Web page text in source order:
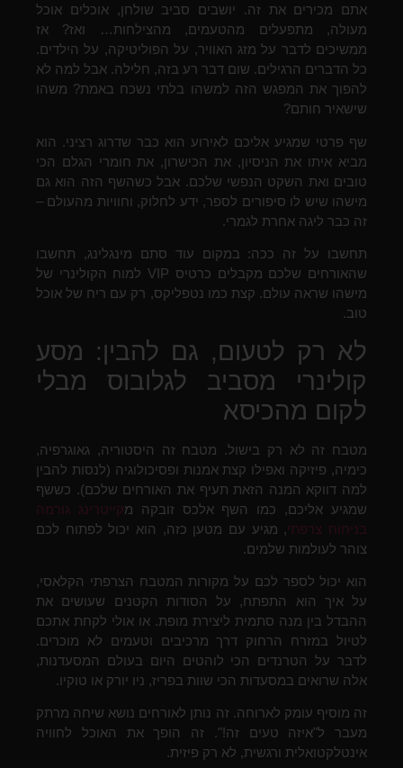
אתם מכירים את זה. יושבים סביב שולחן, אוכלים אוכל
מעולה, מתפעלים מהטעמים, מהצילחות… ואז? אז
ממשיכים לדבר על מזג האוויר, על הפוליטיקה, על הילדים.
כל הדברים הרגילים. שום דבר רע בזה, חלילה. אבל למה לא
להפוך את המפגש הזה למשהו בלתי נשכח באמת? משהו
שישאיר חותם?
שף פרטי שמגיע אליכם לאירוע הוא כבר שדרוג רציני. הוא
מביא איתו את הניסיון, את הכישרון, את חומרי הגלם הכי
טובים ואת השקט הנפשי שלכם. אבל כשהשף הזה הוא גם
מישהו שיש לו סיפורים לספר, ידע לחלוק, וחוויות מהעולם –
זה כבר ליגה אחרת לגמרי.
תחשבו על זה ככה: במקום עוד סתם מינגלינג, תחשבו
שהאורחים שלכם מקבלים כרטיס VIP למוח הקולינרי של
מישהו שראה עולם. קצת כמו נטפליקס, רק עם ריח של אוכל
טוב.
לא רק לטעום, גם להבין: מסע
קולינרי מסביב לגלובוס מבלי
לקום מהכיסא
מטבח זה לא רק בישול. מטבח זה היסטוריה, גאוגרפיה,
כימיה, פיזיקה ואפילו קצת אמנות ופסיכולוגיה (לנסות להבין
למה דווקא המנה הזאת תעיף את האורחים שלכם). כששף
שמגיע אליכם, כמו השף אלכס זובקה מקייטרינג גורמה
בניחוח צרפתי , מגיע עם מטען כזה, הוא יכול לפתוח לכם
צוהר לעולמות שלמים.
הוא יכול לספר לכם על מקורות המטבח הצרפתי הקלאסי,
על איך הוא התפתח, על הסודות הקטנים שעושים את
ההבדל בין מנה סתמית ליצירת מופת. או אולי לקחת אתכם
לטיול במזרח הרחוק דרך מרכיבים וטעמים לא מוכרים.
לדבר על הטרנדים הכי לוהטים היום בעולם המסעדנות,
אלה שרואים במסעדות הכי שוות בפריז, ניו יורק או טוקיו.
זה מוסיף עומק לארוחה. זה נותן לאורחים נושא שיחה מרתק
מעבר ל"איזה טעים זה!". זה הופך את האוכל לחוויה
אינטלקטואלית ורגשית, לא רק פיזית.